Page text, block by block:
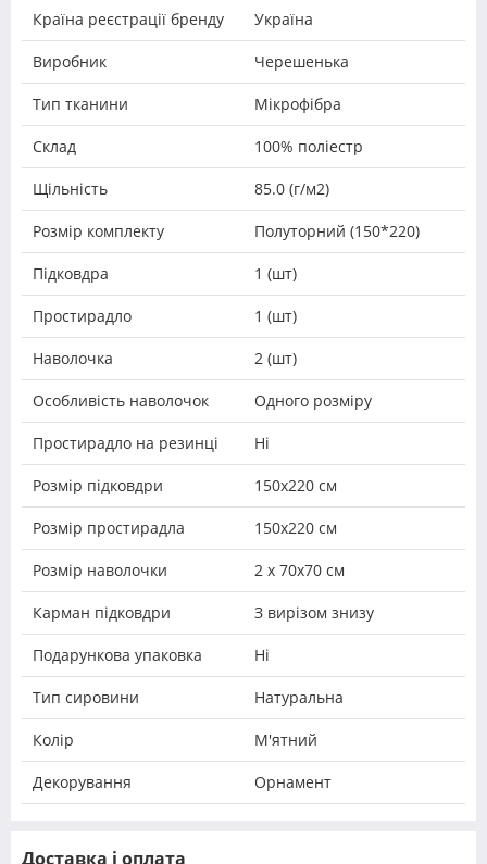
Країна реєстрації бренду Україна
Виробник Черешенька
Тип тканини Мікрофібра
Склад 100% поліестр
Щільність 85.0 (г/м2)
Розмір комплекту Полуторний (150*220)
Підковдра 1 (шт)
Простирадло 1 (шт)
Наволочка 2 (шт)
Особливість наволочок Одного розміру
Простирадло на резинці Ні
Розмір підковдри 150х220 см
Розмір простирадла 150х220 см
Розмір наволочки 2 х 70х70 см
Карман підковдри З вирізом знизу
Подарункова упаковка Ні
Тип сировини Натуральна
Колір М'ятний
Декорування Орнамент
Доставка і оплата